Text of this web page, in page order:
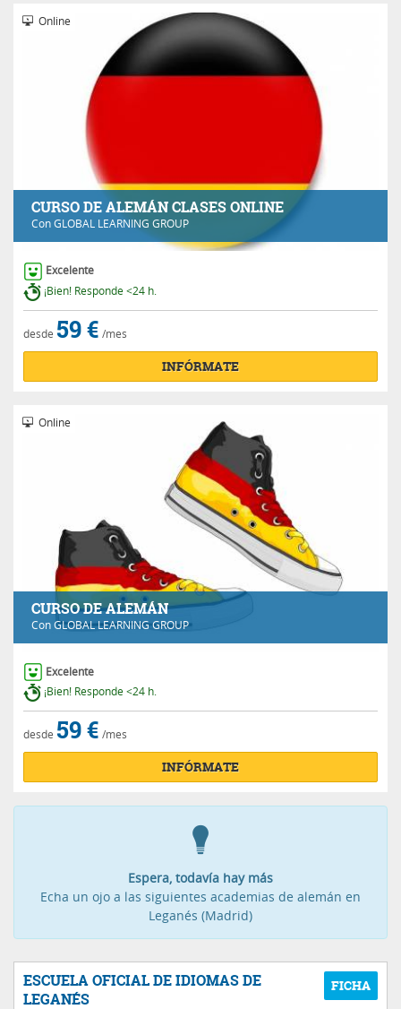
CURSO DE ALEMÁN CLASES ONLINE
ConGLOBAL LEARNING GROUP
Online
Excelente
¡Bien! Responde <24 h.
desde 59 € /mes
INFÓRMATE
CURSO DE ALEMÁN
ConGLOBAL LEARNING GROUP
Online
Excelente
¡Bien! Responde <24 h.
desde 59 € /mes
INFÓRMATE
Espera, todavía hay más
Echa un ojo a las siguientes academias de alemán en
Leganés (Madrid)
ESCUELA OFICIAL DE IDIOMAS DE
LEGANÉS